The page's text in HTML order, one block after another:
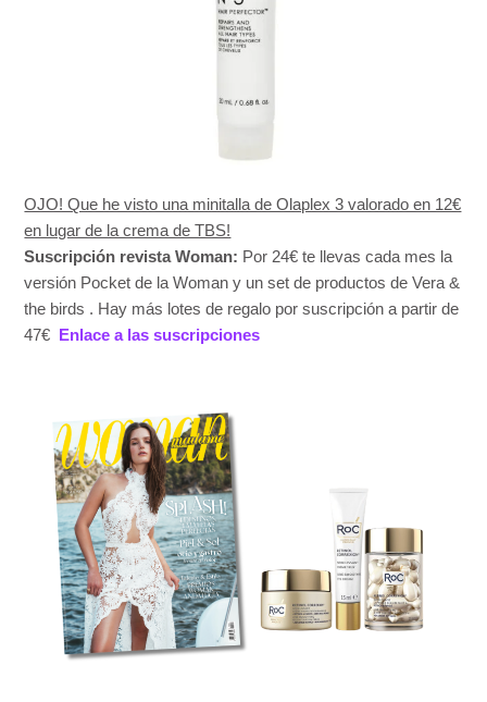
OJO! Que he visto una minitalla de Olaplex 3 valorado en 12€
en lugar de la crema de TBS!
Suscripción revista Woman: Por 24€ te llevas cada mes la
versión Pocket de la Woman y un set de productos de Vera &
the birds . Hay más lotes de regalo por suscripción a partir de
47€
Enlace a las suscripciones